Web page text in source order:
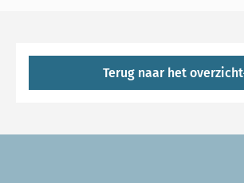
Terug naar het overzicht